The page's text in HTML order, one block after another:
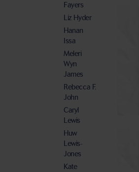
Fayers
Liz Hyder
Hanan
Issa
Meleri
Wyn
James
Rebecca F.
John
Caryl
Lewis
Huw
Lewis-
Jones
Kate